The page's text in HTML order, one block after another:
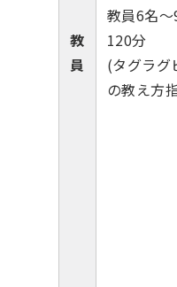
教
員
教員6名
120分
(タグラグ
の教え方